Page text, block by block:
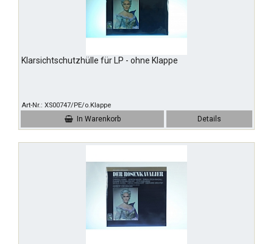
Klarsichtschutzhülle für LP - ohne Klappe
Art-Nr. XS00747/PE/o.Klappe
In Warenkorb Details